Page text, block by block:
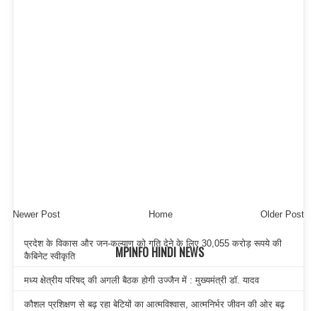
Newer Post Older Post
Home
MPINFO HINDI NEWS
प्रदेश के विकास और जन-कल्याण को गति देने के लिए 30,055 करोड़ रूपये की
कैबिनेट स्वीकृति
मध्य क्षेत्रीय परिषद् की अगली बैठक होगी उज्जैन में : मुख्यमंत्री डॉ. यादव
कौशल प्रशिक्षण से बढ़ रहा बेटियों का आत्मविश्वास, आत्मनिर्भर जीवन की ओर बढ़